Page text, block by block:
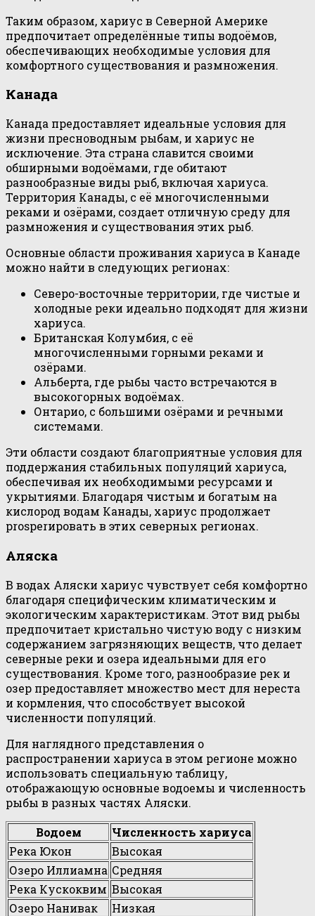
Таким образом, хариус в Северной Америке
предпочитает определённые типы водоёмов,
обеспечивающих необходимые условия для
комфортного существования и размножения.
Канада
Канада предоставляет идеальные условия для
жизни пресноводным рыбам, и хариус не
исключение. Эта страна славится своими
обширными водоёмами, где обитают
разнообразные виды рыб, включая хариуса.
Территория Канады, с её многочисленными
реками и озёрами, создает отличную среду для
размножения и существования этих рыб.
Основные области проживания хариуса в Канаде
можно найти в следующих регионах:
Северо-восточные территории, где чистые и
холодные реки идеально подходят для жизни
хариуса.
Британская Колумбия, с её
многочисленными горными реками и
озёрами.
Альберта, где рыбы часто встречаются в
высокогорных водоёмах.
Онтарио, с большими озёрами и речными
системами.
Эти области создают благоприятные условия для
поддержания стабильных популяций хариуса,
обеспечивая их необходимыми ресурсами и
укрытиями. Благодаря чистым и богатым на
кислород водам Канады, хариус продолжает
prosperировать в этих северных регионах.
Аляска
В водах Аляски хариус чувствует себя комфортно
благодаря специфическим климатическим и
экологическим характеристикам. Этот вид рыбы
предпочитает кристально чистую воду с низким
содержанием загрязняющих веществ, что делает
северные реки и озера идеальными для его
существования. Кроме того, разнообразие рек и
озер предоставляет множество мест для нереста
и кормления, что способствует высокой
численности популяций.
Для наглядного представления о
распространении хариуса в этом регионе можно
использовать специальную таблицу,
отображающую основные водоемы и численность
рыбы в разных частях Аляски.
Водоем
Численность хариуса
Река Юкон
Высокая
Озеро Иллиамна Средняя
Река Кускоквим Высокая
Озеро Нанивак
Низкая